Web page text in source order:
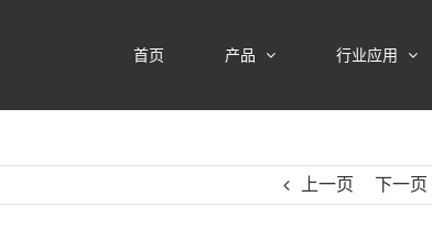
首页 产品 行业应用
上一页 下一页